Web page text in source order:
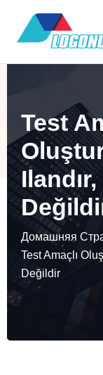
Test
Домашняя
Test Amaçlı
Değildir